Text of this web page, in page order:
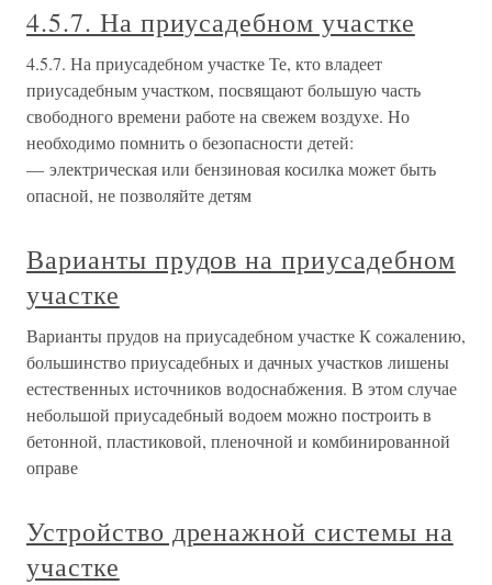
4.5.7. На приусадебном участке
4.5.7. На приусадебном участке Те, кто владеет
приусадебным участком, посвящают большую часть
свободного времени работе на свежем воздухе. Но
необходимо помнить о безопасности детей:
— электрическая или бензиновая косилка может быть
опасной, не позволяйте детям
Варианты прудов на приусадебном
участке
Варианты прудов на приусадебном участке К сожалению,
большинство приусадебных и дачных участков лишены
естественных источников водоснабжения. В этом случае
небольшой приусадебный водоем можно построить в
бетонной, пластиковой, пленочной и комбинированной
оправе
Устройство дренажной системы на
участке